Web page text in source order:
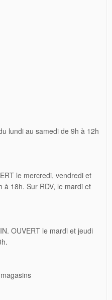
lundi au samedi de 9h à 12h
le mercredi, vendredi et
18h. Sur RDV, le mardi et
OUVERT le mardi et jeudi